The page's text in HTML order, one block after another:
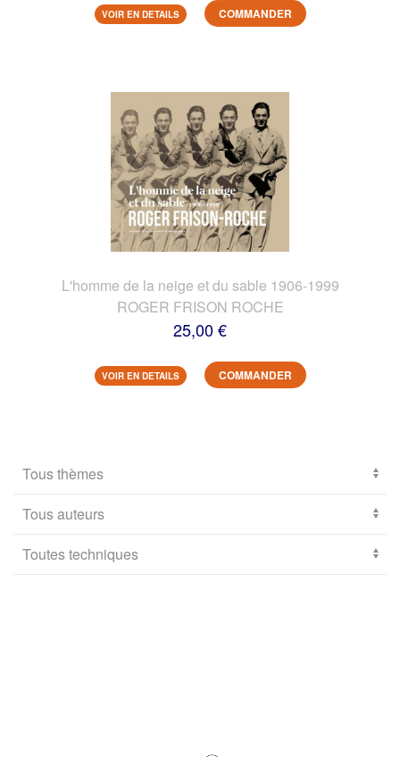
VOIR EN DETAILS COMMANDER
L'homme de la neige et du sable 1906-1999
ROGER FRISON ROCHE
25,00 €
VOIR EN DETAILS COMMANDER